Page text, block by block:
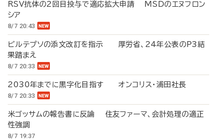
RSV抗体の2回目投与で適応拡大申請 MSDのエヌフロン
シア
8/7 20:43
ビルテプソの添文改訂を指示 厚労省、24年公表のP3結
果踏まえ
8/7 20:33
2030年までに黒字化目指す オンコリス・浦田社長
8/7 20:33
米ゴッサムの報告書に反論 住友ファーマ、会計処理の適正
性強調
8/7 19:37